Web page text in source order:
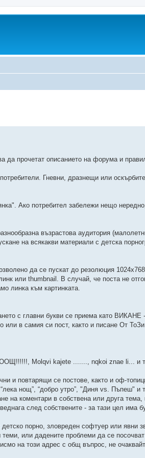
да прочетат описанието на форума и
Гневни, дразнещи или
Ако потребител забележи нещо
възрастова аудитория
на всякакви материали с детска
да се пускат до резолюция
или thumbnail. В случай, че поста не
линка към картинката.
с главни букви се приема като
или в самия си пост, както и писане От
Molqvi kajete ......., nqkoi znae li... и
и повтарящи се постове, както и оф-
нощ”, “добро утро”, "Диня vs. Пъпеш" и
на коментари в собствена или друга
след собствените - за тази цел има
порно, зловреден софтуер или явни
или дадените проблеми да се
на този адрес с общ въпрос, не